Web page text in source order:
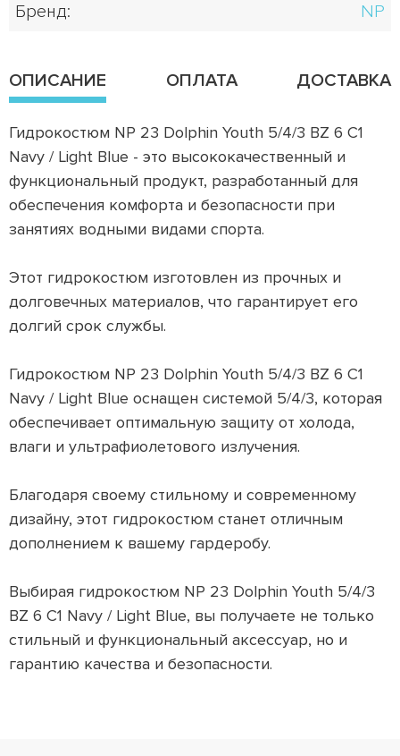
Бренд:
NP
ОПИСАНИЕ ОПЛАТА ДОСТАВКА
Гидрокостюм NP 23 Dolphin Youth 5/4/3 BZ 6 C1
Navy / Light Blue - это высококачественный и
функциональный продукт, разработанный для
обеспечения комфорта и безопасности при
занятиях водными видами спорта.
Этот гидрокостюм изготовлен из прочных и
долговечных материалов, что гарантирует его
долгий срок службы.
Гидрокостюм NP 23 Dolphin Youth 5/4/3 BZ 6 C1
Navy / Light Blue оснащен системой 5/4/3, которая
обеспечивает оптимальную защиту от холода,
влаги и ультрафиолетового излучения.
Благодаря своему стильному и современному
дизайну, этот гидрокостюм станет отличным
дополнением к вашему гардеробу.
Выбирая гидрокостюм NP 23 Dolphin Youth 5/4/3
BZ 6 C1 Navy / Light Blue, вы получаете не только
стильный и функциональный аксессуар, но и
гарантию качества и безопасности.